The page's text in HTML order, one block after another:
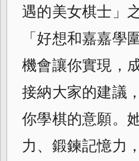
遇的美女棋士」
「好想和嘉嘉學
機會讓你實現，
接納大家的建議，
你學棋的意願。
力、鍛鍊記憶力